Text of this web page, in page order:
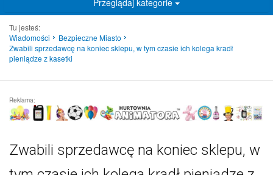
Przeglądaj kategorie
Tu jesteś:
Wiadomości
Bezpieczne Miasto
Zwabili sprzedawcę na koniec sklepu, w tym czasie ich kolega kradł
pieniądze z kasetki
Reklama:
Zwabili sprzedawcę na koniec sklepu, w